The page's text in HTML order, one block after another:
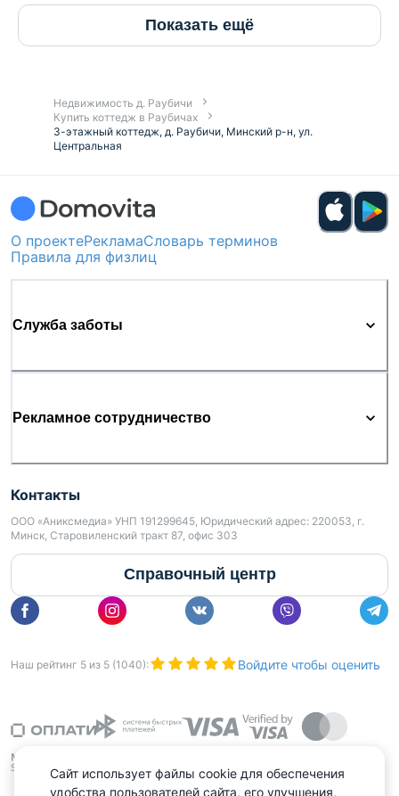
Показать ещё
Недвижимость д. Раубичи
Купить коттедж в Раубичах
3-этажный коттедж, д. Раубичи, Минский р-н, ул.
Центральная
О проектеРекламаСловарь терминов
Правила для физлиц
Служба заботы
Рекламное сотрудничество
Контакты
ООО «Аниксмедиа» УНП 191299645, Юридический адрес: 220053, г.
Минск, Старовиленский тракт 87, офис 303
Справочный центр
Наш рейтинг 5 из 5 (1040): Войдите чтобы оценить
Сайт использует файлы cookie для обеспечения
удобства пользователей сайта, его улучшения,